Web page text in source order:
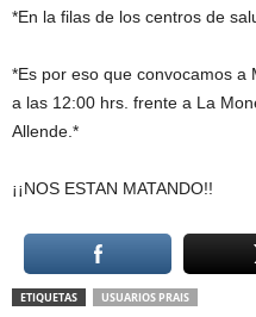
*En la filas de los centros de
*Es por eso que convocamos a
a las 12:00 hrs. frente a La
Allende.*
¡¡NOS ESTAN MATANDO!!
ETIQUETAS USUARIOS PRAIS